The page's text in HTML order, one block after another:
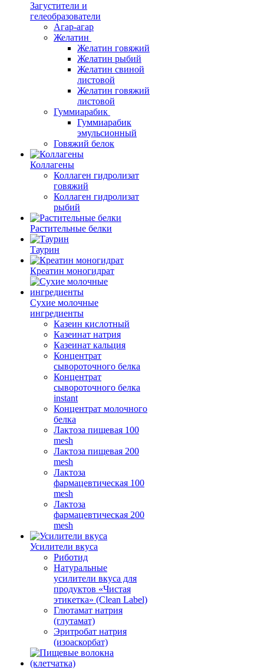
Загустители и
гелеобразователи
Агар-агар
Желатин
Желатин говяжий
Желатин рыбий
Желатин свиной
листовой
Желатин говяжий
листовой
Гуммиарабик
Гуммиарабик
эмульсионный
Говяжий белок
Коллагены
Коллаген гидролизат
говяжий
Коллаген гидролизат
рыбий
Растительные белки
Таурин
Креатин моногидрат
Сухие молочные
ингредиенты
Казеин кислотный
Казеинат натрия
Казеинат кальция
Концентрат
сывороточного белка
Концентрат
сывороточного белка
instant
Концентрат молочного
белка
Лактоза пищевая 100
mesh
Лактоза пищевая 200
mesh
Лактоза
фармацевтическая 100
mesh
Лактоза
фармацевтическая 200
mesh
Усилители вкуса
Риботид
Натуральные
усилители вкуса для
продуктов «Чистая
этикетка» (Clean Label)
Глютамат натрия
(глутамат)
Эритробат натрия
(изоаскорбат)